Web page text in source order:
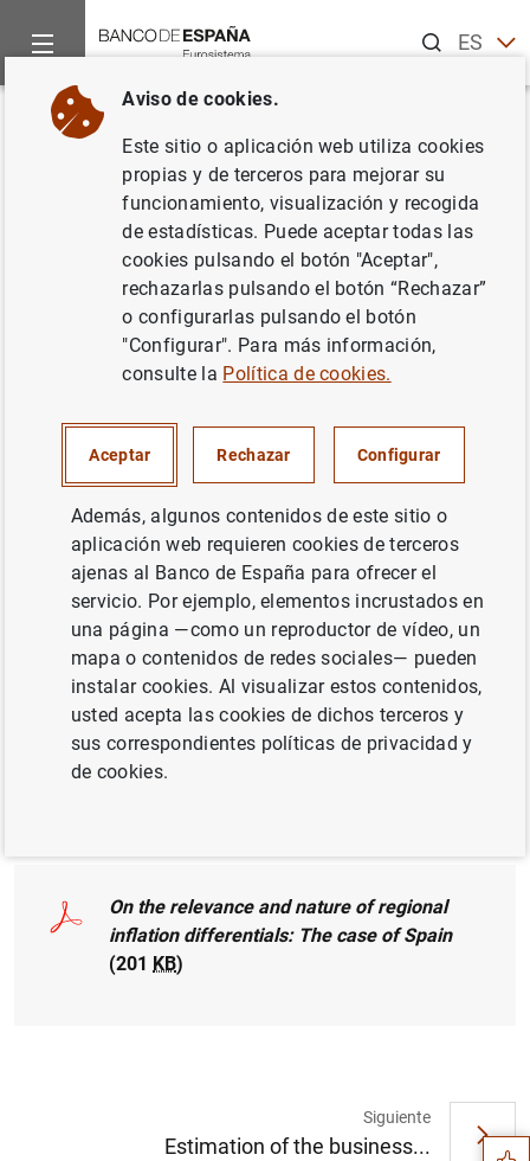
ESEN
Inicio Publicaciones
Volver
On the relevance and nature of
regional inflation differentials:
The case of Spain
Marqués
CRECIMIENTO ECONÓMICO Y CONVERGENCIA
TIPOS DE CAMBIO
MÉTODOS CUANTITATIVOS
ANÁLISIS REGIONAL
On the relevance and nature of regional
inflation differentials: The case of Spain
(201 KB)
Siguiente
Estimation of the business... Sugerencias
Aviso de cookies.
Este sitio o aplicación web utiliza cookies
propias y de terceros para mejorar su
funcionamiento, visualización y recogida
de estadísticas. Puede aceptar todas las
cookies pulsando el botón "Aceptar",
rechazarlas pulsando el botón “Rechazar”
o configurarlas pulsando el botón
"Configurar". Para más información,
consulte la Política de cookies.
Aceptar Rechazar Configurar
Además, algunos contenidos de este sitio o
aplicación web requieren cookies de terceros
ajenas al Banco de España para ofrecer el
servicio. Por ejemplo, elementos incrustados en
una página —como un reproductor de vídeo, un
mapa o contenidos de redes sociales— pueden
instalar cookies. Al visualizar estos contenidos,
usted acepta las cookies de dichos terceros y
sus correspondientes políticas de privacidad y
de cookies.